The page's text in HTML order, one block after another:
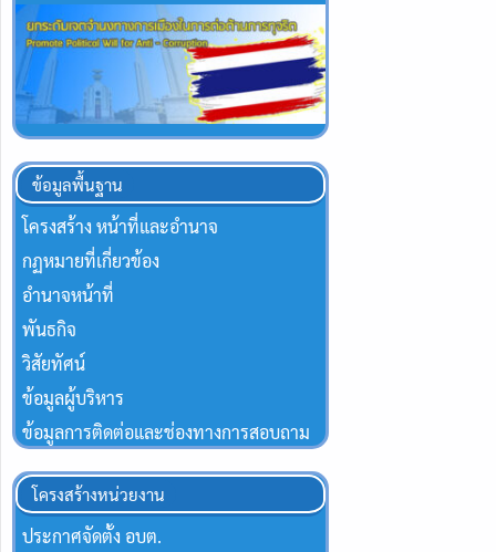
ข้อมูลพื้นฐาน
โครงสร้าง หน้าที่และอำนาจ
กฏหมายที่เกี่ยวข้อง
อำนาจหน้าที่
พันธกิจ
วิสัยทัศน์
ข้อมูลผู้บริหาร
ข้อมูลการติดต่อและช่องทางการสอบถาม
โครงสร้างหน่วยงาน
ประกาศจัดตั้ง อบต.